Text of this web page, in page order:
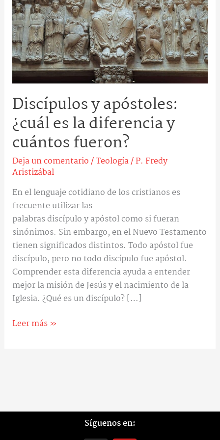
Discípulos y apóstoles:
¿cuál es la diferencia y
cuántos fueron?
Deja un comentario/Teología/P. Fredy
Aristizábal
En el lenguaje cotidiano de los cristianos es
frecuente utilizar las
palabras discípulo y apóstol como si fueran
sinónimos. Sin embargo, en el Nuevo Testamento
tienen significados distintos. Todo apóstol fue
discípulo, pero no todo discípulo fue apóstol.
Comprender esta diferencia ayuda a entender
mejor la misión de Jesús y el nacimiento de la
Iglesia. ¿Qué es un discípulo? […]
la
diferencia
y
cuántos
fueron?
Leer más »
Síguenos en: